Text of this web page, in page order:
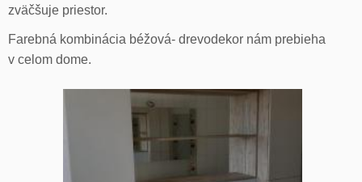
zväčšuje priestor.
Farebná kombinácia béžová- drevodekor nám prebieha
v celom dome.